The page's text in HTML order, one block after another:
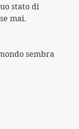
stato di
mai.
sembra